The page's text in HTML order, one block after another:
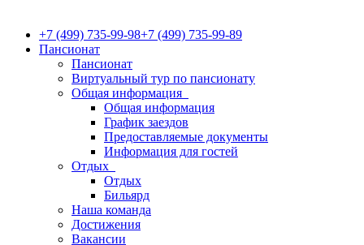
+7 (499) 735-99-98+7 (499) 735-99-89
Пансионат
Пансионат
Виртуальный тур по пансионату
Общая информация
Общая информация
График заездов
Предоставляемые документы
Информация для гостей
Отдых
Отдых
Бильярд
Наша команда
Достижения
Вакансии